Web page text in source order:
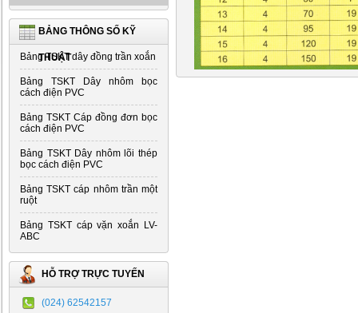
BẢNG THÔNG SỐ KỸ
THUẬT
Bảng TSKT dây đồng trần xoắn
Bảng TSKT Dây nhôm bọc
cách điện PVC
Bảng TSKT Cáp đồng đơn bọc
cách điện PVC
Bảng TSKT Dây nhôm lõi thép
bọc cách điện PVC
Bảng TSKT cáp nhôm trần một
ruột
Bảng TSKT cáp vặn xoắn LV-
ABC
HỖ TRỢ TRỰC TUYẾN
(024) 62542157